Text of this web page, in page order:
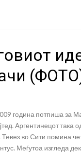
година потпиша за
Аргентинецот така
во Сити помина
Меѓутоа изгледа